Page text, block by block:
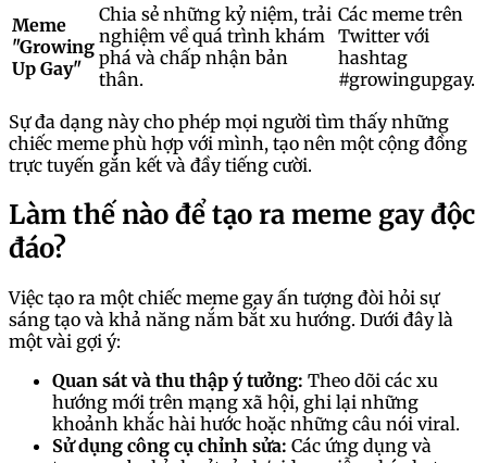
Meme
"Growing
Up Gay"
Chia sẻ những kỷ niệm, trải
nghiệm về quá trình khám
phá và chấp nhận bản
thân.
Các meme trên
Twitter với
hashtag
#growingupgay.
Sự đa dạng này cho phép mọi người tìm thấy những
chiếc meme phù hợp với mình, tạo nên một cộng đồng
trực tuyến gắn kết và đầy tiếng cười.
Làm thế nào để tạo ra meme gay độc
đáo?
Việc tạo ra một chiếc meme gay ấn tượng đòi hỏi sự
sáng tạo và khả năng nắm bắt xu hướng. Dưới đây là
một vài gợi ý:
Quan sát và thu thập ý tưởng: Theo dõi các xu
hướng mới trên mạng xã hội, ghi lại những
khoảnh khắc hài hước hoặc những câu nói viral.
Sử dụng công cụ chỉnh sửa: Các ứng dụng và